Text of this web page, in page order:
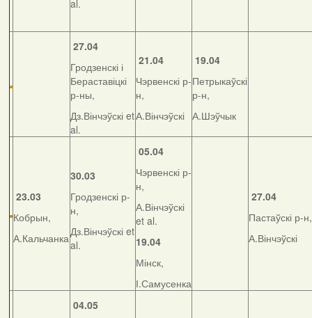
al.
27.04
Гродзенскі і
Бераставіцкі
р-ны,
Дз.Вінчэўскі et
al.
21.04
Чэрвенскі р-
н,
А.Вінчэўскі
19.04
Петрыкаўскі
р-н,
А.Шэўчык
23.03
Кобрын,
А.Кальчанка
30.03
Гродзенскі р-
н,
Дз.Вінчэўскі et
al.
05.04
Чэрвенскі р-
н,
А.Вінчэўскі
et al.
19.04
Мінск,
І.Самусенка
27.04
Пастаўскі р-н,
А.Вінчэўскі
04.05